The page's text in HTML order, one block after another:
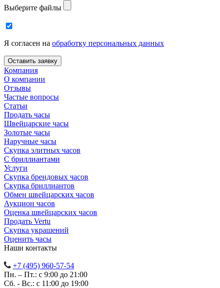
Выберите файлы
Я согласен на обработку персональных данных
Компания
О компании
Отзывы
Частые вопросы
Статьи
Продать часы
Швейцарские часы
Золотые часы
Наручные часы
Скупка элитных часов
С бриллиантами
Услуги
Скупка брендовых часов
Скупка бриллиантов
Обмен швейцарских часов
Аукцион часов
Оценка швейцарских часов
Продать Vertu
Скупка украшений
Оценить часы
Наши контакты
+7 (495) 960-57-54
Пн. – Пт.: с 9:00 до 21:00
Сб. - Вс.: c 11:00 до 19:00